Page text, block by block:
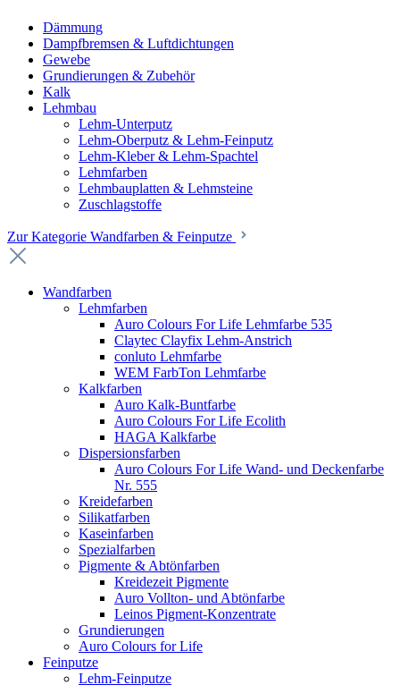
Dämmung
Dampfbremsen & Luftdichtungen
Gewebe
Grundierungen & Zubehör
Kalk
Lehmbau
Lehm-Unterputz
Lehm-Oberputz & Lehm-Feinputz
Lehm-Kleber & Lehm-Spachtel
Lehmfarben
Lehmbauplatten & Lehmsteine
Zuschlagstoffe
Zur Kategorie Wandfarben & Feinputze
Wandfarben
Lehmfarben
Auro Colours For Life Lehmfarbe 535
Claytec Clayfix Lehm-Anstrich
conluto Lehmfarbe
WEM FarbTon Lehmfarbe
Kalkfarben
Auro Kalk-Buntfarbe
Auro Colours For Life Ecolith
HAGA Kalkfarbe
Dispersionsfarben
Auro Colours For Life Wand- und Deckenfarbe
Nr. 555
Kreidefarben
Silikatfarben
Kaseinfarben
Spezialfarben
Pigmente & Abtönfarben
Kreidezeit Pigmente
Auro Vollton- und Abtönfarbe
Leinos Pigment-Konzentrate
Grundierungen
Auro Colours for Life
Feinputze
Lehm-Feinputze